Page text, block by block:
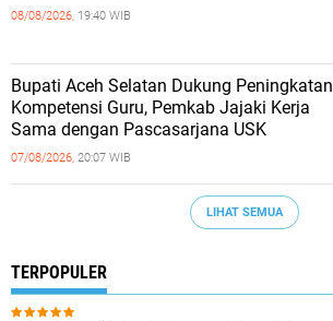
08/08/2026, 19:40 WIB
Bupati Aceh Selatan Dukung Peningkatan
Kompetensi Guru, Pemkab Jajaki Kerja
Sama dengan Pascasarjana USK
07/08/2026, 20:07 WIB
LIHAT SEMUA
TERPOPULER